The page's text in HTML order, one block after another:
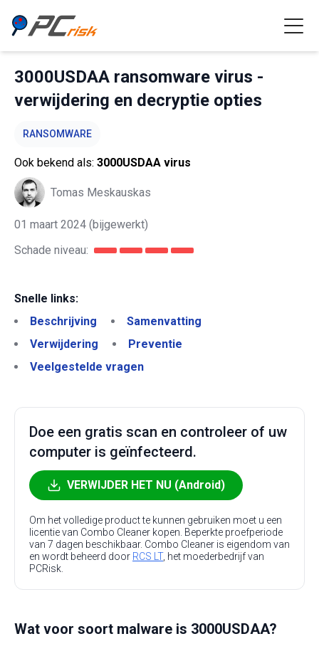
3000USDAA ransomware virus -
verwijdering en decryptie opties
RANSOMWARE
Ook bekend als: 3000USDAA virus
Tomas Meskauskas
01 maart 2024 (bijgewerkt)
Schade niveau:
Snelle links:
Beschrijving
Samenvatting
Verwijdering
Preventie
Veelgestelde vragen
Doe een gratis scan en controleer of uw
computer is geïnfecteerd.
VERWIJDER HET NU (Android)
Om het volledige product te kunnen gebruiken moet u een
licentie van Combo Cleaner kopen. Beperkte proefperiode
van 7 dagen beschikbaar. Combo Cleaner is eigendom van
en wordt beheerd door RCS LT, het moederbedrijf van
PCRisk.
Wat voor soort malware is 3000USDAA?